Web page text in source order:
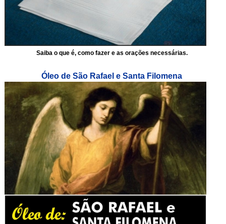
Saiba o que é, como fazer e as orações necessárias.
Óleo de São Rafael e Santa Filomena